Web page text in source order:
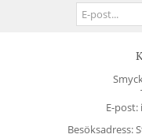
E-
Besöksadress: